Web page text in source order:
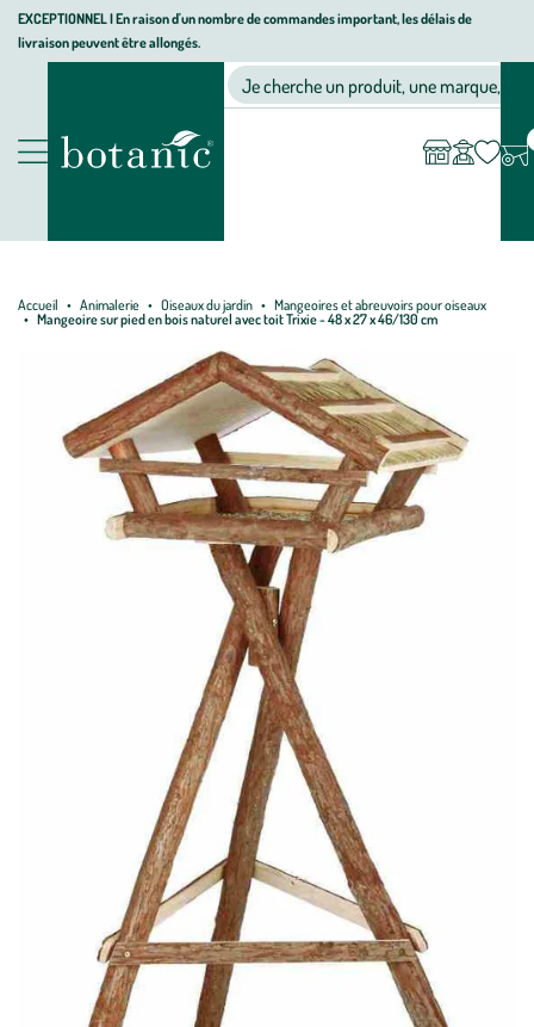
Aller
Aller
au
Aller
au
page
EXCEPTIONNEL I En raison d'un nombre de commandes important, les délais de
livraison peuvent être allongés.
Nos produits
Jardinerie écologique, animalerie, décoration, alimentation bio
Je cherche un produit, une marque, un
compte
Accueil Animalerie Oiseaux du jardin
Mangeoires et abreuvoirs pour oiseaux
Mangeoire sur pied en bois naturel avec toit Trixie - 48 x 27 x 46/130 cm